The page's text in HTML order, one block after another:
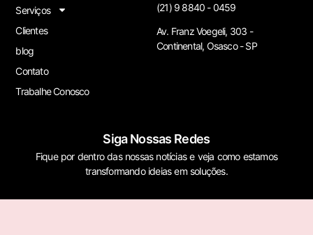
Serviços
Clientes
blog
Contato
Trabalhe Conosco
(21) 9 8840 - 0459
Av. Franz Voegeli, 303 -
Continental, Osasco - SP
Siga Nossas Redes
Fique por dentro das nossas notícias e veja como estamos
transformando ideias em soluções.